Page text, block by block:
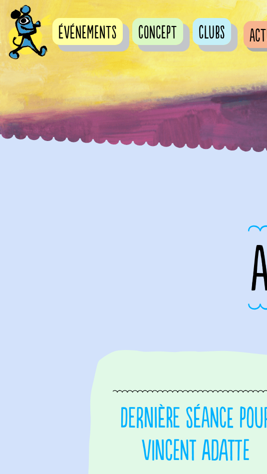
événements Concept Clubs
Dernière séance
Vincent Adatte